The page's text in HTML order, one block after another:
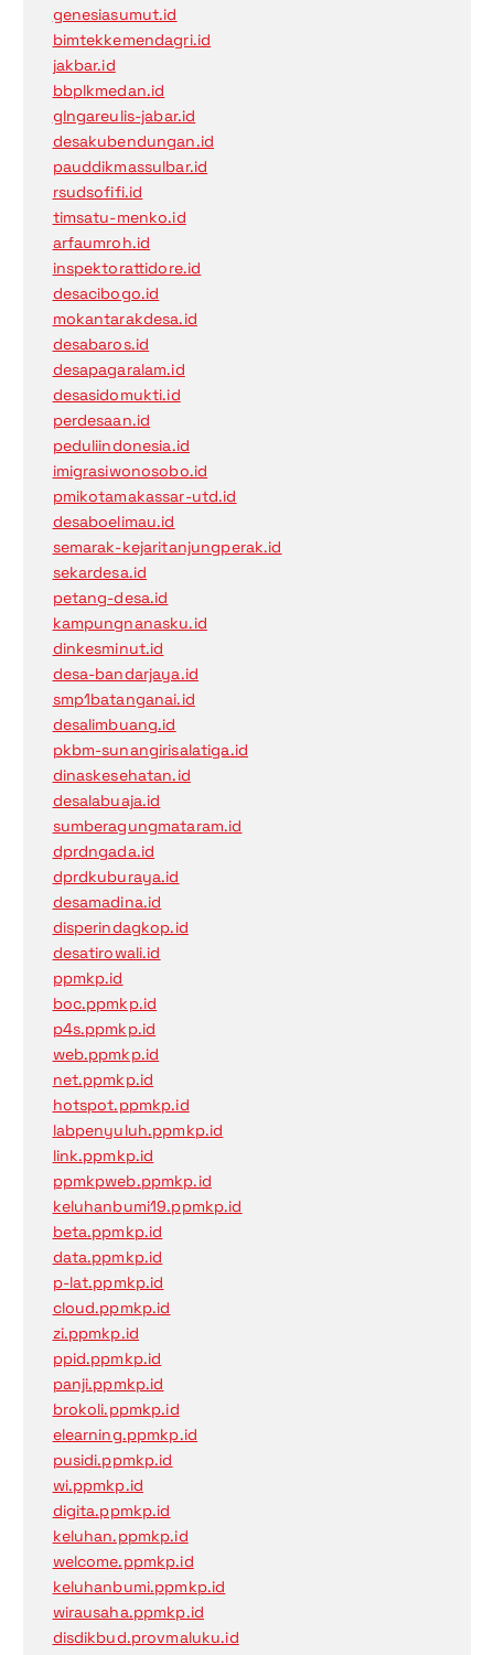
genesiasumut.id
bimtekkemendagri.id
jakbar.id
bbplkmedan.id
glngareulis-jabar.id
desakubendungan.id
pauddikmassulbar.id
rsudsofifi.id
timsatu-menko.id
arfaumroh.id
inspektorattidore.id
desacibogo.id
mokantarakdesa.id
desabaros.id
desapagaralam.id
desasidomukti.id
perdesaan.id
peduliindonesia.id
imigrasiwonosobo.id
pmikotamakassar-utd.id
desaboelimau.id
semarak-kejaritanjungperak.id
sekardesa.id
petang-desa.id
kampungnanasku.id
dinkesminut.id
desa-bandarjaya.id
smp1batanganai.id
desalimbuang.id
pkbm-sunangirisalatiga.id
dinaskesehatan.id
desalabuaja.id
sumberagungmataram.id
dprdngada.id
dprdkuburaya.id
desamadina.id
disperindagkop.id
desatirowali.id
ppmkp.id
boc.ppmkp.id
p4s.ppmkp.id
web.ppmkp.id
net.ppmkp.id
hotspot.ppmkp.id
labpenyuluh.ppmkp.id
link.ppmkp.id
ppmkpweb.ppmkp.id
keluhanbumi19.ppmkp.id
beta.ppmkp.id
data.ppmkp.id
p-lat.ppmkp.id
cloud.ppmkp.id
zi.ppmkp.id
ppid.ppmkp.id
panji.ppmkp.id
brokoli.ppmkp.id
elearning.ppmkp.id
pusidi.ppmkp.id
wi.ppmkp.id
digita.ppmkp.id
keluhan.ppmkp.id
welcome.ppmkp.id
keluhanbumi.ppmkp.id
wirausaha.ppmkp.id
disdikbud.provmaluku.id